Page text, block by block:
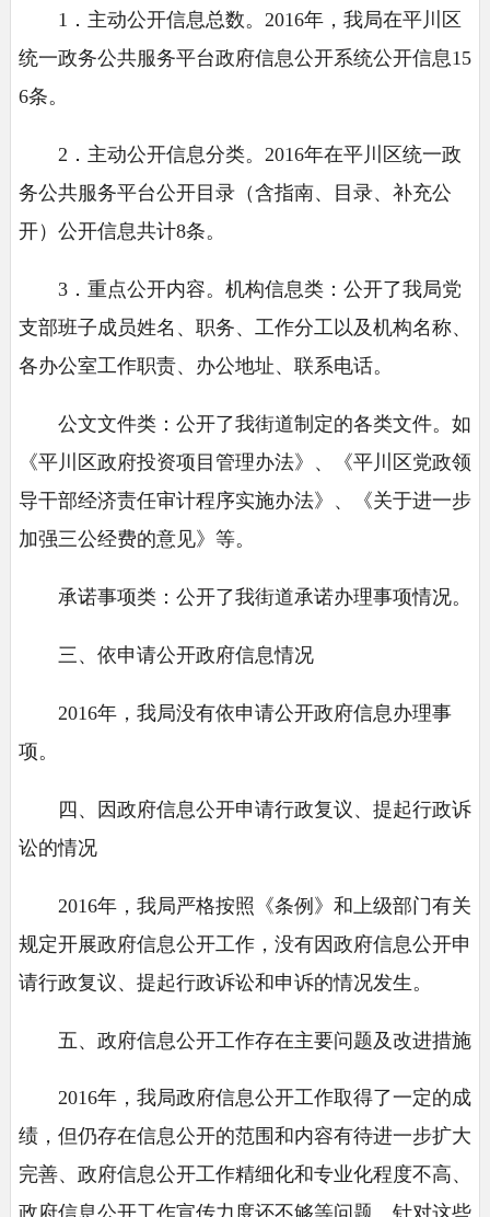
1．主动公开信息总数。2016年，我局在平川区
统一政务公共服务平台政府信息公开系统公开信息15
6条。
2．主动公开信息分类。2016年在平川区统一政
务公共服务平台公开目录（含指南、目录、补充公
开）公开信息共计8条。
3．重点公开内容。机构信息类：公开了我局党
支部班子成员姓名、职务、工作分工以及机构名称、
各办公室工作职责、办公地址、联系电话。
公文文件类：公开了我街道制定的各类文件。如
《平川区政府投资项目管理办法》、《平川区党政领
导干部经济责任审计程序实施办法》、《关于进一步
加强三公经费的意见》等。
承诺事项类：公开了我街道承诺办理事项情况。
三、依申请公开政府信息情况
2016年，我局没有依申请公开政府信息办理事
项。
四、因政府信息公开申请行政复议、提起行政诉
讼的情况
2016年，我局严格按照《条例》和上级部门有关
规定开展政府信息公开工作，没有因政府信息公开申
请行政复议、提起行政诉讼和申诉的情况发生。
五、政府信息公开工作存在主要问题及改进措施
2016年，我局政府信息公开工作取得了一定的成
绩，但仍存在信息公开的范围和内容有待进一步扩大
完善、政府信息公开工作精细化和专业化程度不高、